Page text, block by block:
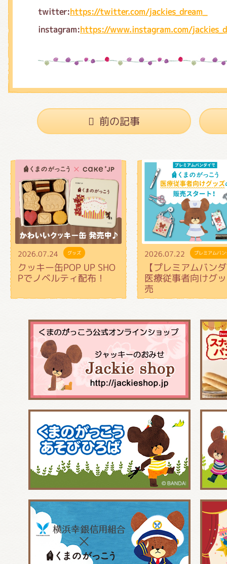
twitter:https://twitter.com/jackies_dream_
instagram:https://www.instagram.com/
前の記事
2026.07.24 グッズ
クッキー缶POP UP SHO
Pでノベルティ配布！
2026.07.22 プレミアムバ
【プレミアムバン
医療従事者向けグ
売